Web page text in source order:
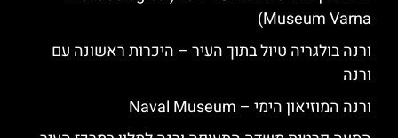
Museum Varna)
ורנה בולגריה טיול בתוך העיר – היכרות ראשונה עם
ורנה
ורנה המוזיאון הימי – Naval Museum